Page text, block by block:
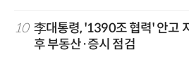
10 李대통령, '1390조 협력' 안고
후 부동산·증시 점검